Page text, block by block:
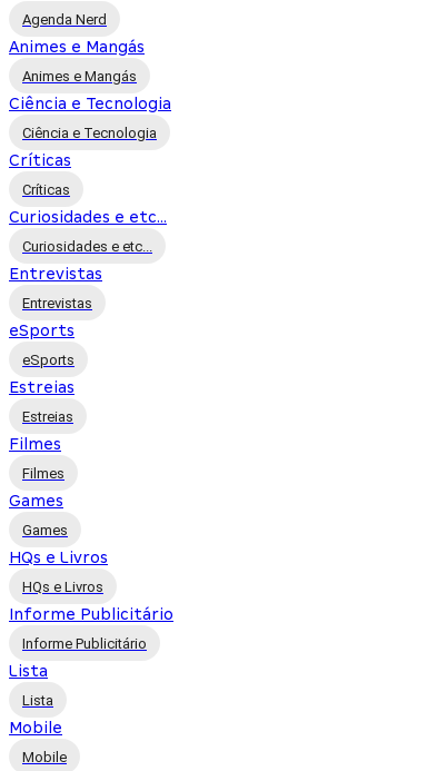
Agenda Nerd
Animes e Mangás
Animes e Mangás
Ciência e Tecnologia
Ciência e Tecnologia
Críticas
Críticas
Curiosidades e etc...
Curiosidades e etc...
Entrevistas
Entrevistas
eSports
eSports
Estreias
Estreias
Filmes
Filmes
Games
Games
HQs e Livros
HQs e Livros
Informe Publicitário
Informe Publicitário
Lista
Lista
Mobile
Mobile